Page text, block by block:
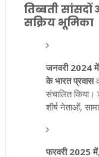
तिब्बती
सक्रिय भूमिका
जनवरी 2024 में
के भारत प्रवास
संचालित
शीर्ष नेताओं,
फरवरी 2025 में